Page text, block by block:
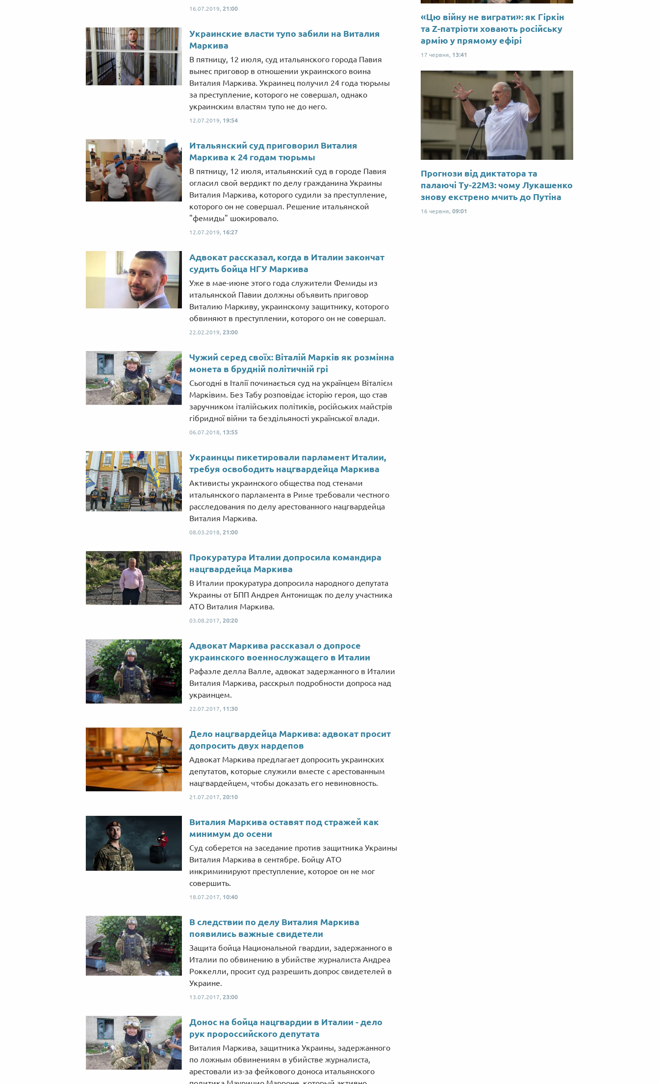
16.07.2019, 21:00
Украинские власти тупо забили на Виталия
Маркива
В пятницу, 12 июля, суд итальянского города Павия
вынес приговор в отношении украинского воина
Виталия Маркива. Украинец получил 24 года тюрьмы
за преступление, которого не совершал, однако
украинским властям тупо не до него.
12.07.2019, 19:54
Итальянский суд приговорил Виталия
Маркива к 24 годам тюрьмы
В пятницу, 12 июля, итальянский суд в городе Павия
огласил свой вердикт по делу гражданина Украины
Виталия Маркива, которого судили за преступление,
которого он не совершал. Решение итальянской
"фемиды" шокировало.
12.07.2019, 16:27
Адвокат рассказал, когда в Италии закончат
судить бойца НГУ Маркива
Уже в мае-июне этого года служители Фемиды из
итальянской Павии должны объявить приговор
Виталию Маркиву, украинскому защитнику, которого
обвиняют в преступлении, которого он не совершал.
22.02.2019, 23:00
Чужий серед своїх: Віталій Марків як розмінна
монета в брудній політичній грі
Сьогодні в Італії починається суд на українцем Віталієм
Марківим. Без Табу розповідає історію героя, що став
заручником італійських політиків, російських майстрів
гібридної війни та бездільяності української влади.
06.07.2018, 13:55
Украинцы пикетировали парламент Италии,
требуя освободить нацгвардейца Маркива
Активисты украинского общества под стенами
итальянского парламента в Риме требовали честного
расследования по делу арестованного нацгвардейца
Виталия Маркива.
08.03.2018, 21:00
Прокуратура Италии допросила командира
нацгвардейца Маркива
В Италии прокуратура допросила народного депутата
Украины от БПП Андрея Антонищак по делу участника
АТО Виталия Маркива.
03.08.2017, 20:20
Адвокат Маркива рассказал о допросе
украинского военнослужащего в Италии
Рафаэле делла Валле, адвокат задержанного в Италии
Виталия Маркива, расскрыл подробности допроса над
украинцем.
22.07.2017, 11:30
Дело нацгвардейца Маркива: адвокат просит
допросить двух нардепов
Адвокат Маркива предлагает допросить украинских
депутатов, которые служили вместе с арестованным
нацгвардейцем, чтобы доказать его невиновность.
21.07.2017, 20:10
Виталия Маркива оставят под стражей как
минимум до осени
Суд соберется на заседание против защитника Украины
Виталия Маркива в сентябре. Бойцу АТО
инкриминируют преступление, которое он не мог
совершить.
18.07.2017, 10:40
В следствии по делу Виталия Маркива
появились важные свидетели
Защита бойца Национальной гвардии, задержанного в
Италии по обвинению в убийстве журналиста Андреа
Роккелли, просит суд разрешить допрос свидетелей в
Украине.
13.07.2017, 23:00
Донос на бойца нацгвардии в Италии - дело
рук пророссийского депутата
Виталия Маркива, защитника Украины, задержанного
по ложным обвинениям в убийстве журналиста,
арестовали из-за фейкового доноса итальянского
«Цю війну не виграти»: як Гіркін
та Z-патріоти ховають російську
армію у прямому ефірі
17 червня, 13:41
Прогнози від диктатора та
палаючі Ту-22М3: чому Лукашенко
знову екстрено мчить до Путіна
16 червня, 09:01